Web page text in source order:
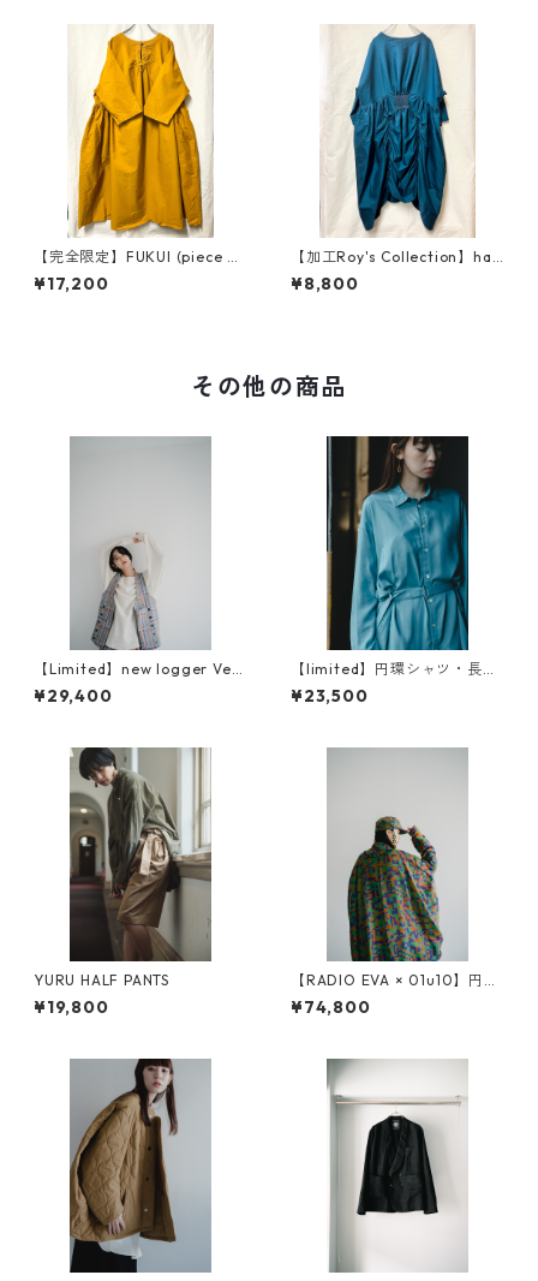
【完全限定】FUKUI (piece dy
eing)
¥17,200
【加工Roy's Collection】han
d smocking FUKUI
¥8,800
その他の商品
【Limited】new logger Vest
（ニューロガーベスト）
¥29,400
【limited】円環シャツ・長
袖 crease care finishing
（イージーケア）
¥23,500
YURU HALF PANTS
¥19,800
【RADIO EVA × 01u10】円環
digital camouflage jacquar
d reversible coat
¥74,800